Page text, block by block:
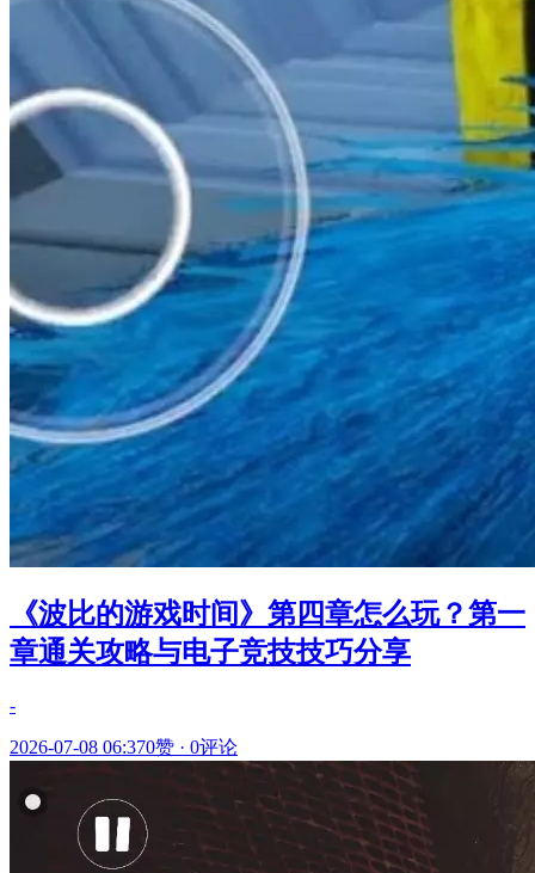
《波比的游戏时间》第四章怎么玩？第一
章通关攻略与电子竞技技巧分享
-
2026-07-08 06:370赞 · 0评论